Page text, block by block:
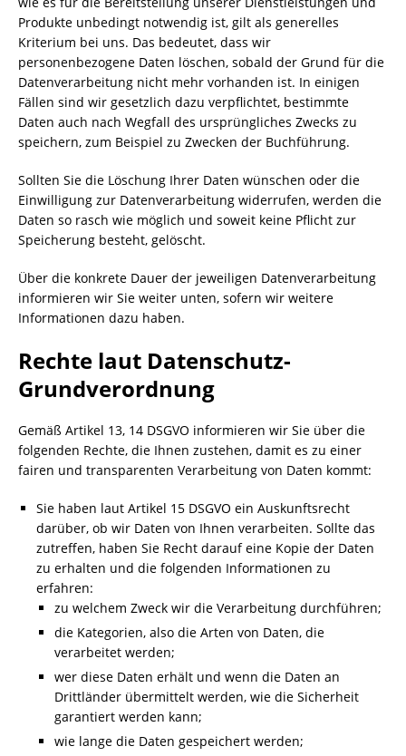
Produkte unbedingt notwendig ist, gilt als generelles
Kriterium bei uns. Das bedeutet, dass wir
personenbezogene Daten löschen, sobald der Grund für die
Datenverarbeitung nicht mehr vorhanden ist. In einigen
Fällen sind wir gesetzlich dazu verpflichtet, bestimmte
Daten auch nach Wegfall des ursprüngliches Zwecks zu
speichern, zum Beispiel zu Zwecken der Buchführung.
Sollten Sie die Löschung Ihrer Daten wünschen oder die
Einwilligung zur Datenverarbeitung widerrufen, werden die
Daten so rasch wie möglich und soweit keine Pflicht zur
Speicherung besteht, gelöscht.
Über die konkrete Dauer der jeweiligen Datenverarbeitung
informieren wir Sie weiter unten, sofern wir weitere
Informationen dazu haben.
Rechte laut Datenschutz-
Grundverordnung
Gemäß Artikel 13, 14 DSGVO informieren wir Sie über die
folgenden Rechte, die Ihnen zustehen, damit es zu einer
fairen und transparenten Verarbeitung von Daten kommt:
Sie haben laut Artikel 15 DSGVO ein Auskunftsrecht
darüber, ob wir Daten von Ihnen verarbeiten. Sollte das
zutreffen, haben Sie Recht darauf eine Kopie der Daten
zu erhalten und die folgenden Informationen zu
erfahren:
zu welchem Zweck wir die Verarbeitung durchführen;
die Kategorien, also die Arten von Daten, die
verarbeitet werden;
wer diese Daten erhält und wenn die Daten an
Drittländer übermittelt werden, wie die Sicherheit
garantiert werden kann;
wie lange die Daten gespeichert werden;